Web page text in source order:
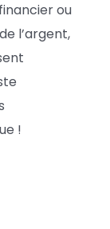
ou
l’argent,
!